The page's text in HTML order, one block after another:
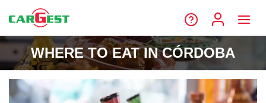
WHERE TO EAT IN CÓRDOBA